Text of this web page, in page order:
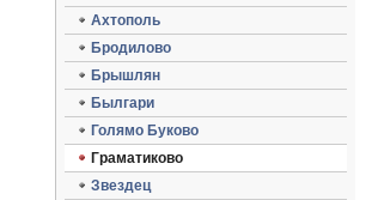
Ахтополь
Бродилово
Брышлян
Былгари
Голямо Буково
Граматиково
Звездец